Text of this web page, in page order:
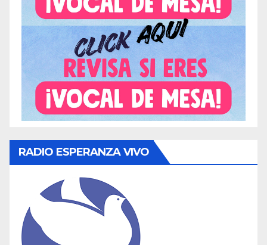
RADIO ESPERANZA VIVO